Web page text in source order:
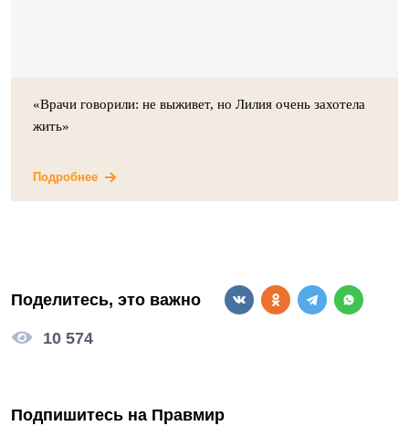
«Врачи говорили: не выживет, но Лилия очень захотела
жить»
Подробнее
Поделитесь, это важно
10 574
Подпишитесь на Правмир